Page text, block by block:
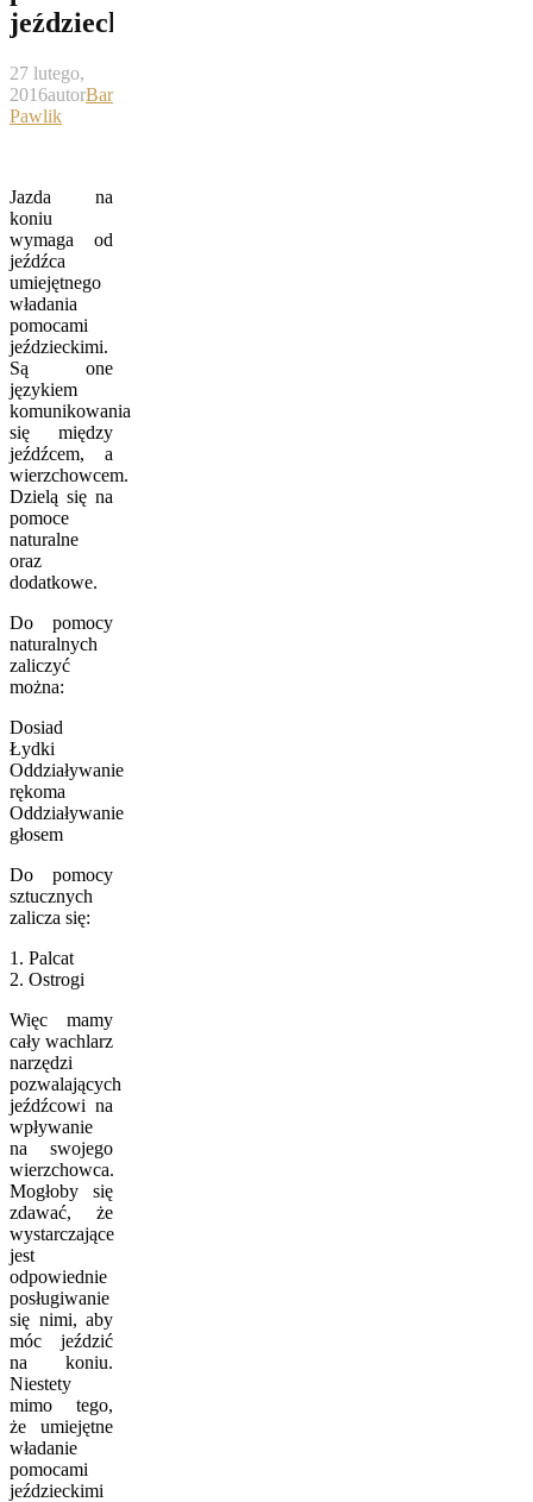
jeździeckie
27 lutego,
2016autorBartek
Pawlik
Jazda na
koniu
wymaga od
jeźdźca
umiejętnego
władania
pomocami
jeździeckimi.
Są one
językiem
komunikowania
się między
jeźdźcem, a
wierzchowcem.
Dzielą się na
pomoce
naturalne
oraz
dodatkowe.
Do pomocy
naturalnych
zaliczyć
można:
Dosiad
Łydki
Oddziaływanie
rękoma
Oddziaływanie
głosem
Do pomocy
sztucznych
zalicza się:
1. Palcat
2. Ostrogi
Więc mamy
cały wachlarz
narzędzi
pozwalających
jeźdźcowi na
wpływanie
na swojego
wierzchowca.
Mogłoby się
zdawać, że
wystarczające
jest
odpowiednie
posługiwanie
się nimi, aby
móc jeździć
na koniu.
Niestety
mimo tego,
że umiejętne
władanie
pomocami
jeździeckimi